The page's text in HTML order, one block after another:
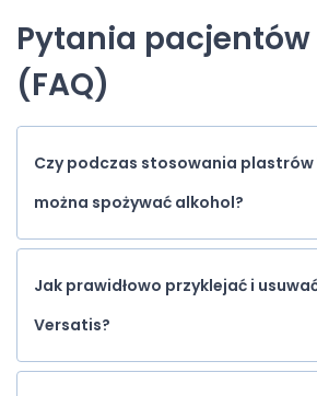
Pytania pacjentów
(FAQ)
Czy podczas stosowania plastrów
można spożywać alkohol?
Jak prawidłowo przyklejać i
Versatis?